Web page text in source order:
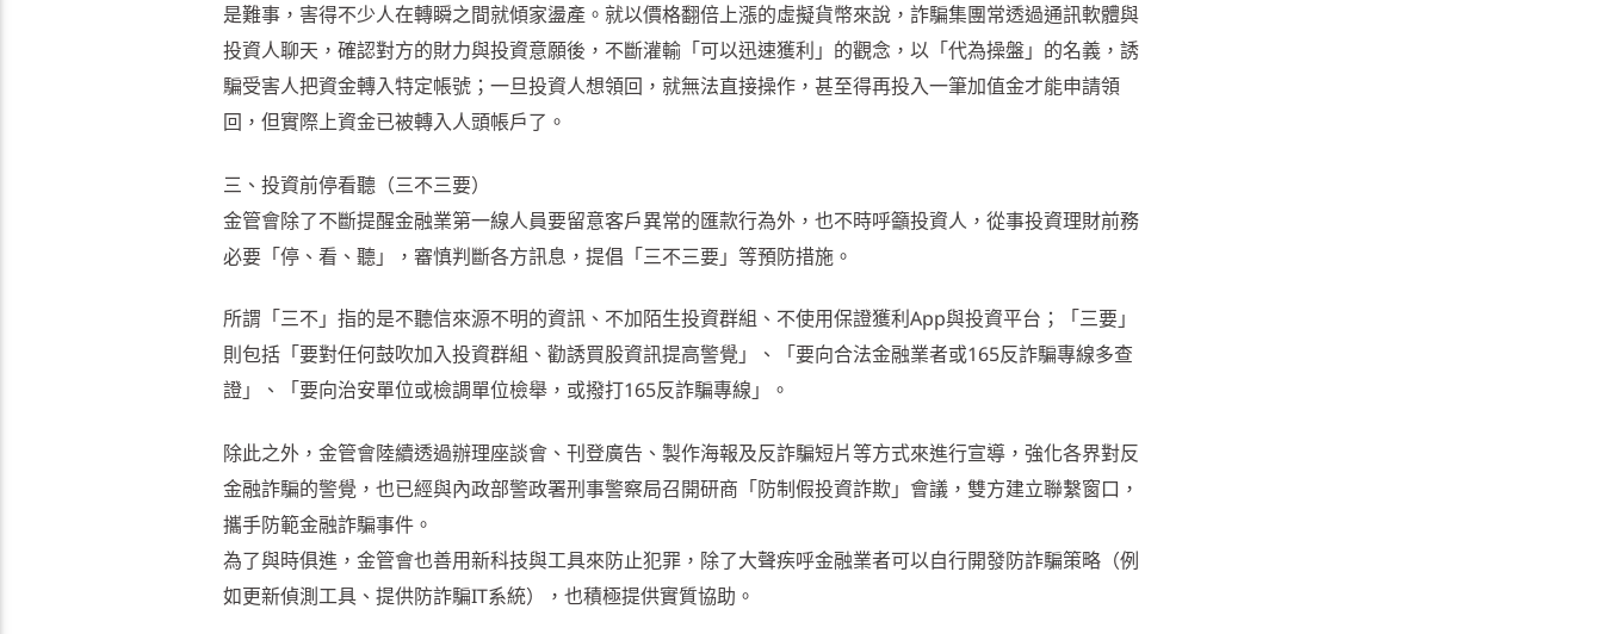
是難事，害得不少人在轉瞬之間就傾家盪產。就以價格翻倍上漲的虛擬貨幣來說，詐騙集團常透過通訊軟體與
投資人聊天，確認對方的財力與投資意願後，不斷灌輸「可以迅速獲利」的觀念，以「代為操盤」的名義，誘
騙受害人把資金轉入特定帳號；一旦投資人想領回，就無法直接操作，甚至得再投入一筆加值金才能申請領
回，但實際上資金已被轉入人頭帳戶了。
三、投資前停看聽（三不三要）
金管會除了不斷提醒金融業第一線人員要留意客戶異常的匯款行為外，也不時呼籲投資人，從事投資理財前務
必要「停、看、聽」，審慎判斷各方訊息，提倡「三不三要」等預防措施。
所謂「三不」指的是不聽信來源不明的資訊、不加陌生投資群組、不使用保證獲利App與投資平台；「三要」
則包括「要對任何鼓吹加入投資群組、勸誘買股資訊提高警覺」、「要向合法金融業者或165反詐騙專線多查
證」、「要向治安單位或檢調單位檢舉，或撥打165反詐騙專線」。
除此之外，金管會陸續透過辦理座談會、刊登廣告、製作海報及反詐騙短片等方式來進行宣導，強化各界對反
金融詐騙的警覺，也已經與內政部警政署刑事警察局召開研商「防制假投資詐欺」會議，雙方建立聯繫窗口，
攜手防範金融詐騙事件。
為了與時俱進，金管會也善用新科技與工具來防止犯罪，除了大聲疾呼金融業者可以自行開發防詐騙策略（例
如更新偵測工具、提供防詐騙IT系統），也積極提供實質協助。